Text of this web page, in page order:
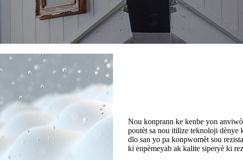
Nou konprann ke kenbe yon
poutèt sa nou itilize teknoloji dènye
dlo san yo pa konpwomèt sou
ki enpèmeyab ak kalite siperyè ki